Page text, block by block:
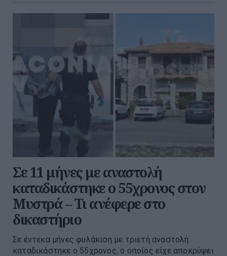
Σε 11 μήνες με αναστολή
καταδικάστηκε ο 55χρονος στον
Μυστρά – Τι ανέφερε στο
δικαστήριο
Σε έντεκα μήνες φυλάκιση με τριετή αναστολή
καταδικάστηκε ο 55χρονος, ο οποίος είχε αποκρύψει